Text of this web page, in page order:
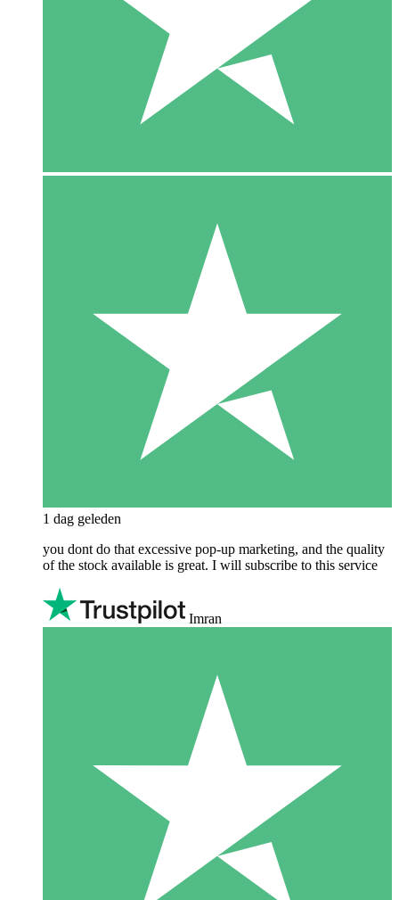
1 dag geleden
you dont do that excessive pop-up marketing, and the quality
of the stock available is great. I will subscribe to this service
Imran